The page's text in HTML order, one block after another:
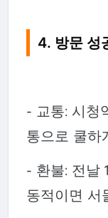
4. 방문 성
- 교통: 시청
통으로 쿨하
- 환불: 전날
동적이면 서